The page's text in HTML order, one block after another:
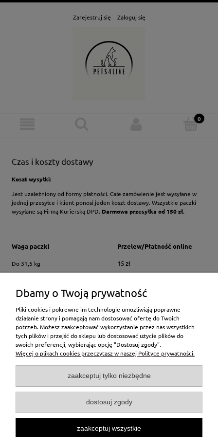
Zarejestruj się Zaloguj się
Czas i koszty dostawy
Koszt wysyłki:
Jest uzależniony od formy płatności. Całe zamówienie jest wysyłane w
jednej przesyłce i klient ponosi jeden koszt dostawy. Wszystkie paczki
wysyłane są Firmą Kurierską DPD. Darmowa przesyłka od 150 zł.
Waga paczki Przelew/Płatność online
Do 31,5 kg
15 zł
Czas dostawy
dni roboczych - jeśli produkt znajduje się na magazynie. W innych
przypadkach prosimy o kontakt z naszym sklepem.
Moje konto
Pomoc
Płatności i dostawa
Informacje
Dbamy o Twoją prywatność
Pliki cookies i pokrewne im technologie umożliwiają poprawne
działanie strony i pomagają nam dostosować ofertę do Twoich
potrzeb. Możesz zaakceptować wykorzystanie przez nas wszystkich
tych plików i przejść do sklepu lub dostosować użycie plików do
swoich preferencji, wybierając opcję "Dostosuj zgody".
Więcej o plikach cookies przeczytasz w naszej Polityce prywatności.
zaakceptuj tylko niezbędne
dostosuj zgody
zaakceptuj wszystkie